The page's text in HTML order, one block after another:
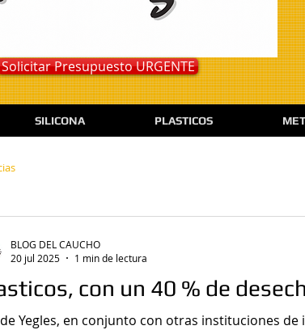
Solicitar Presupuesto URGENTE
SILICONA PLASTICOS
con un 40 % de
Yegles, en conjunto con otras instituciones
BLOG DEL CAUCHO
20 jul 2025
1 min de lectura